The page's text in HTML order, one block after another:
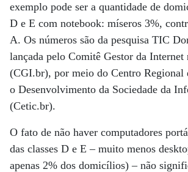
exemplo pode ser a quantidade de
D e E com notebook: míseros 3%,
A. Os números são da pesquisa TIC
lançada pelo Comitê Gestor da
(CGI.br), por meio do Centro Regional
o Desenvolvimento da Sociedade da
(Cetic.br).
O fato de não haver computadores
das classes D e E – muito menos
apenas 2% dos domicílios) – não